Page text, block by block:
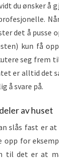
du ønsker å
det å pusse
kun få
seg frem
er alltid det
å svare på.
av huset
slås fast er
opp for
til det er at